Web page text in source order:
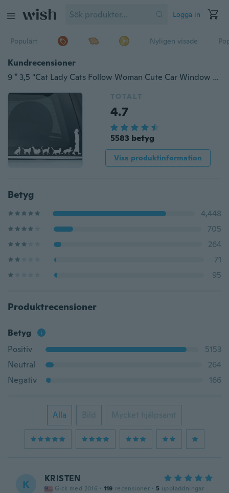
Logga in
Populärt Nyligen visade
Kundrecensioner
9 * 3,5 "Cat Lady Cats Follow Woman Cute Car Window Decal Bumper Sticker Pet Pets Fun 57
TOTALT
4.7
5583 betyg
Visa produktinformation
Betyg
4,448
705
264
71
95
Produktrecensioner
Betyg
Positiv
5153
Neutral
264
Negativ
166
Alla Bild Mycket hjälpsamt
K KRISTEN
Gick med 2016 · 119 recensioner · 5 uppladdningar